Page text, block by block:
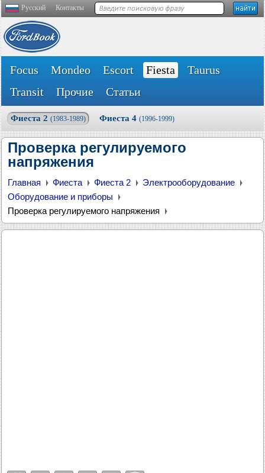
Русский Контакты
Focus Mondeo Escort Fiesta
Taurus
Transit
Прочие Статьи
Фиеста 2 (1983-1989) Фиеста 4 (1996-1999)
Проверка регулируемого
напряжения
Главная Фиеста Фиеста 2
Электрооборудование
Оборудование и приборы
Проверка регулируемого напряжения